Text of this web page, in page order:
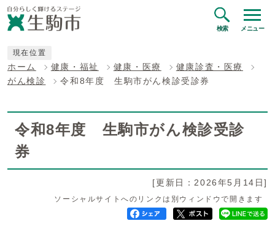
検索 メニュー
現在位置
ホーム 健康・福祉 健康・医療
健康診査・医療
がん検診
令和8年度 生駒市がん検診受診券
令和8年度 生駒市がん検診受診
券
[更新日：2026年5月14日]
ソーシャルサイトへのリンクは別ウィンドウで開きます